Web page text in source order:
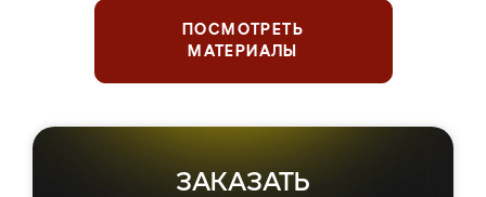
ПОСМОТРЕТЬ
МАТЕРИАЛЫ
ЗАКАЗАТЬ